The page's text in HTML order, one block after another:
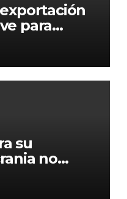
para
militar»
su
no
misil en el